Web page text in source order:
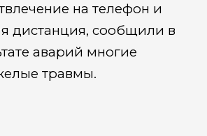
на телефон и
дистанция, сообщили в
аварий многие
травмы.